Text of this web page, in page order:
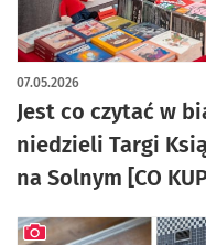
Jest co czytać w
niedzieli Targi
na Solnym [CO
07.05.2026
artykuł z galerią zdjęć